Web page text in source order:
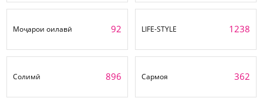
Моҷарои оилавӣ 92 LIFE-STYLE 1238
Солимӣ 896 Сармоя 362